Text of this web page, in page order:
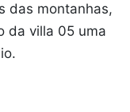
das montanhas,
da villa 05 uma